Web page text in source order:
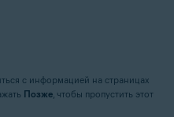
с информацией на страницах
Позже , чтобы пропустить этот